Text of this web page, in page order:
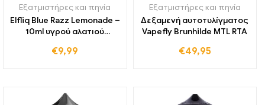
Εξατμιστήρες και πηνία
Elfliq Blue Razz Lemonade –
10ml υγρού αλατιού
€9,99
Εξατμιστήρες και πηνία
Δεξαμενή αυτοτυλίγματος
Vapefly Brunhilde MTL RTA
€49,95